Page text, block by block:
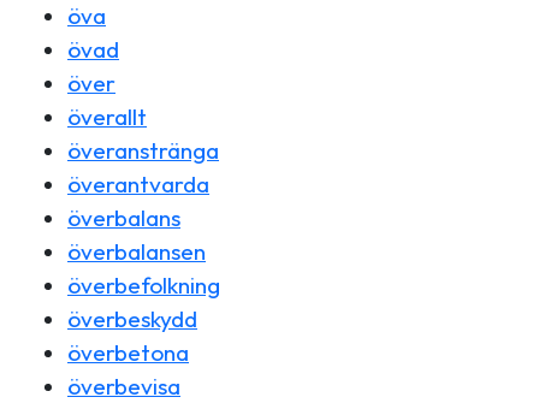
öva
övad
över
överallt
överanstränga
överantvarda
överbalans
överbalansen
överbefolkning
överbeskydd
överbetona
överbevisa